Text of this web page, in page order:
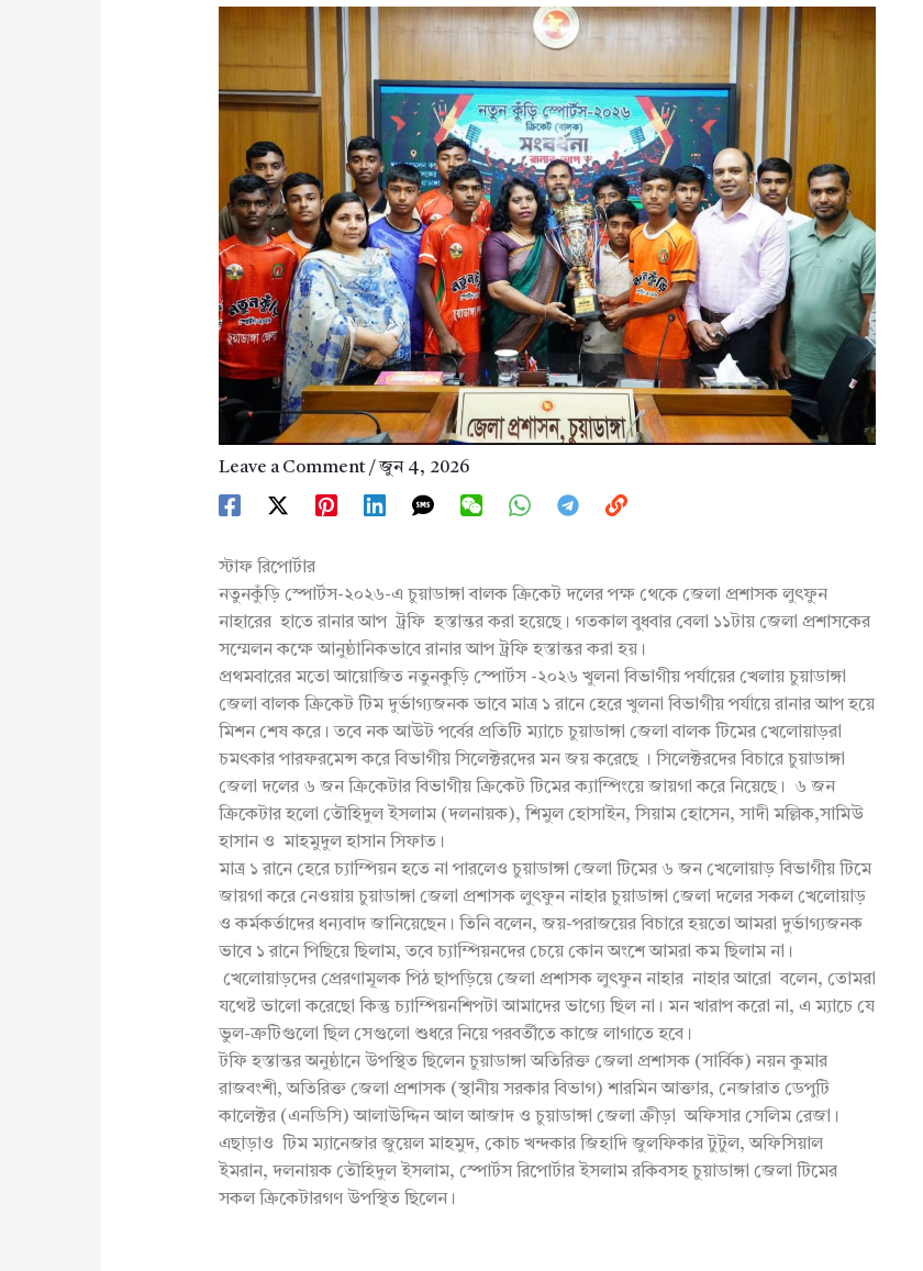
Leave a Comment /জুন 4, 2026
স্টাফ রিপোর্টার
নতুনকুঁড়ি স্পোর্টস-২০২৬-এ চুয়াডাঙ্গা বালক ক্রিকেট দলের পক্ষ থেকে জেলা প্রশাসক লুৎফুন
নাহারের হাতে রানার আপ ট্রফি হস্তান্তর করা হয়েছে। গতকাল বুধবার বেলা ১১টায় জেলা প্রশাসকের
সম্মেলন কক্ষে আনুষ্ঠানিকভাবে রানার আপ ট্রফি হস্তান্তর করা হয়।
প্রথমবারের মতো আয়োজিত নতুনকুড়ি স্পোর্টস -২০২৬ খুলনা বিভাগীয় পর্যায়ের খেলায় চুয়াডাঙ্গা
জেলা বালক ক্রিকেট টিম দুর্ভাগ্যজনক ভাবে মাত্র ১ রানে হেরে খুলনা বিভাগীয় পর্যায়ে রানার আপ হয়ে
মিশন শেষ করে। তবে নক আউট পর্বের প্রতিটি ম্যাচে চুয়াডাঙ্গা জেলা বালক টিমের খেলোয়াড়রা
চমৎকার পারফরমেন্স করে বিভাগীয় সিলেক্টরদের মন জয় করেছে । সিলেক্টরদের বিচারে চুয়াডাঙ্গা
জেলা দলের ৬ জন ক্রিকেটার বিভাগীয় ক্রিকেট টিমের ক্যাম্পিংয়ে জায়গা করে নিয়েছে। ৬ জন
ক্রিকেটার হলো তৌহিদুল ইসলাম (দলনায়ক), শিমুল হোসাইন, সিয়াম হোসেন, সাদী মল্লিক,সামিউ
হাসান ও মাহমুদুল হাসান সিফাত।
মাত্র ১ রানে হেরে চ্যাম্পিয়ন হতে না পারলেও চুয়াডাঙ্গা জেলা টিমের ৬ জন খেলোয়াড় বিভাগীয় টিমে
জায়গা করে নেওয়ায় চুয়াডাঙ্গা জেলা প্রশাসক লুৎফুন নাহার চুয়াডাঙ্গা জেলা দলের সকল খেলোয়াড়
ও কর্মকর্তাদের ধন্যবাদ জানিয়েছেন। তিনি বলেন, জয়-পরাজয়ের বিচারে হয়তো আমরা দুর্ভাগ্যজনক
ভাবে ১ রানে পিছিয়ে ছিলাম, তবে চ্যাম্পিয়নদের চেয়ে কোন অংশে আমরা কম ছিলাম না।
খেলোয়াড়দের প্রেরণামূলক পিঠ ছাপড়িয়ে জেলা প্রশাসক লুৎফুন নাহার নাহার আরো বলেন, তোমরা
যথেষ্ট ভালো করেছো কিন্তু চ্যাম্পিয়নশিপটা আমাদের ভাগ্যে ছিল না। মন খারাপ করো না, এ ম্যাচে যে
ভুল-ত্রুটিগুলো ছিল সেগুলো শুধরে নিয়ে পরবর্তীতে কাজে লাগাতে হবে।
টফি হস্তান্তর অনুষ্ঠানে উপস্থিত ছিলেন চুয়াডাঙ্গা অতিরিক্ত জেলা প্রশাসক (সার্বিক) নয়ন কুমার
রাজবংশী, অতিরিক্ত জেলা প্রশাসক (স্থানীয় সরকার বিভাগ) শারমিন আক্তার, নেজারাত ডেপুটি
কালেক্টর (এনডিসি) আলাউদ্দিন আল আজাদ ও চুয়াডাঙ্গা জেলা ক্রীড়া অফিসার সেলিম রেজা।
এছাড়াও টিম ম্যানেজার জুয়েল মাহমুদ, কোচ খন্দকার জিহাদি জুলফিকার টুটুল, অফিসিয়াল
ইমরান, দলনায়ক তৌহিদুল ইসলাম, স্পোর্টস রিপোর্টার ইসলাম রকিবসহ চুয়াডাঙ্গা জেলা টিমের
সকল ক্রিকেটারগণ উপস্থিত ছিলেন।